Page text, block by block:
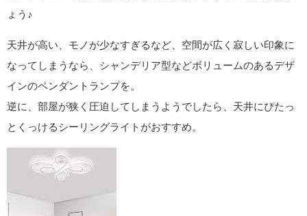
ょう♪
天井が高い、モノが少なすぎるなど、空間が広く寂しい印象に
なってしまうなら、シャンデリア型などボリュームのあるデザ
インのペンダントランプを。
逆に、部屋が狭く圧迫してしまうようでしたら、天井にぴたっ
とくっけるシーリングライトがおすすめ。